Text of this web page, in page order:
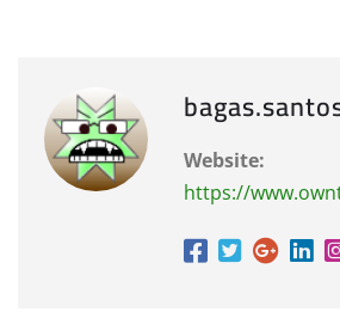
Website:
https://